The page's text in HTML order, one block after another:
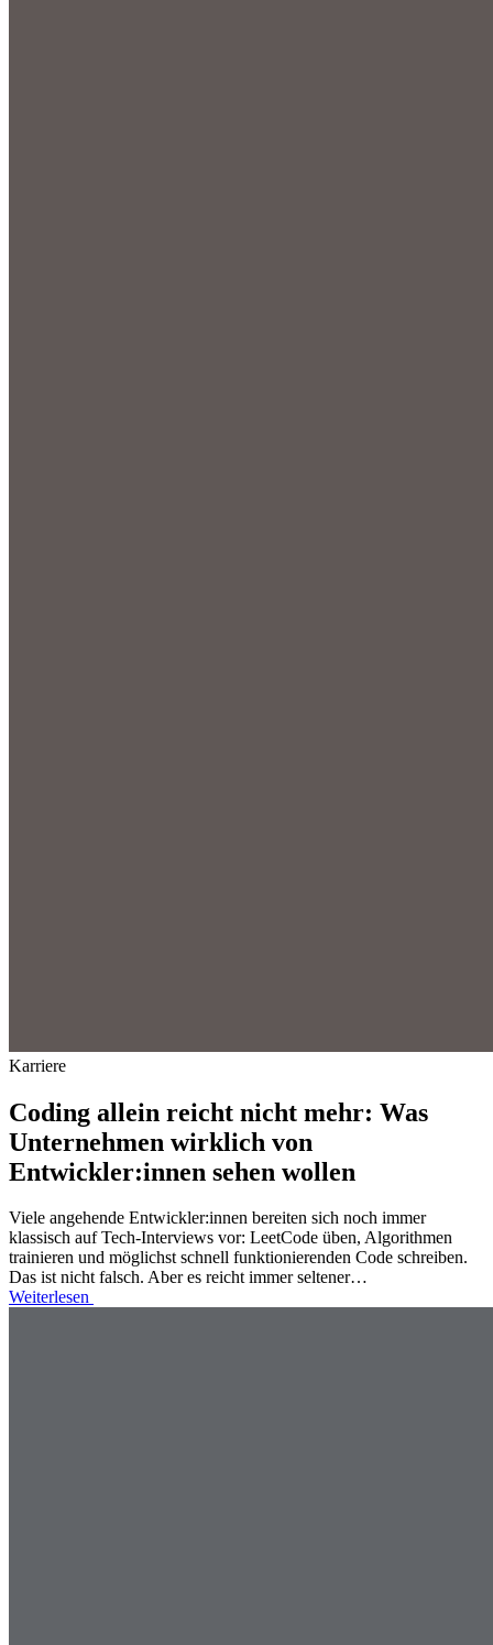
Karriere
Coding allein reicht nicht mehr: Was
Unternehmen wirklich von
Entwickler:innen sehen wollen
Viele angehende Entwickler:innen bereiten sich noch immer
klassisch auf Tech-Interviews vor: LeetCode üben, Algorithmen
trainieren und möglichst schnell funktionierenden Code schreiben.
Das ist nicht falsch. Aber es reicht immer seltener…
Weiterlesen